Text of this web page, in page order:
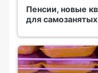
Пенсии, новые
для